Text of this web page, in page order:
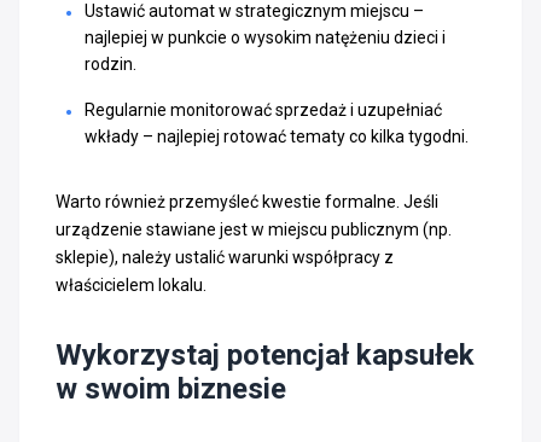
Ustawić automat w strategicznym miejscu –
najlepiej w punkcie o wysokim natężeniu dzieci i
rodzin.
Regularnie monitorować sprzedaż i uzupełniać
wkłady – najlepiej rotować tematy co kilka tygodni.
Warto również przemyśleć kwestie formalne. Jeśli
urządzenie stawiane jest w miejscu publicznym (np.
sklepie), należy ustalić warunki współpracy z
właścicielem lokalu.
Wykorzystaj potencjał kapsułek
w swoim biznesie